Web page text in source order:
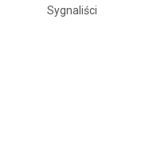
Sygnaliści